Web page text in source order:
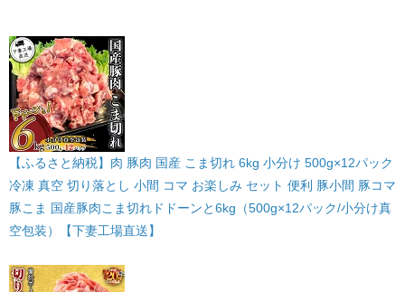
【ふるさと納税】肉 豚肉 国産 こま切れ 6kg 小分け 500g×12パック
冷凍 真空 切り落とし 小間 コマ お楽しみ セット 便利 豚小間 豚コマ
豚こま 国産豚肉こま切れドドーンと6kg（500g×12パック/小分け真
空包装）【下妻工場直送】